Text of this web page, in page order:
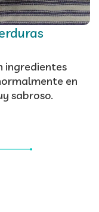
ingredientes
en
sabroso.